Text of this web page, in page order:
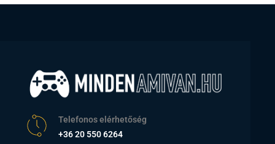
Telefonos elérhetőség
+36 20 550 6264